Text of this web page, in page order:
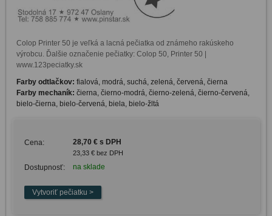
Colop Printer 50 je veľká a lacná pečiatka od známeho rakúskeho
výrobcu. Ďalšie označenie pečiatky: Colop 50, Printer 50 |
www.123peciatky.sk
Farby odtlačkov: fialová, modrá, suchá, zelená, červená, čierna
Farby mechaník: čierna, čierno-modrá, čierno-zelená, čierno-červená,
bielo-čierna, bielo-červená, biela, bielo-žltá
Cena: 28,70 € s DPH
23,33 € bez DPH
Dostupnosť: na sklade